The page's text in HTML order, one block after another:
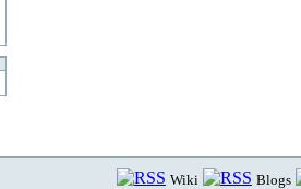
Wiki Blogs